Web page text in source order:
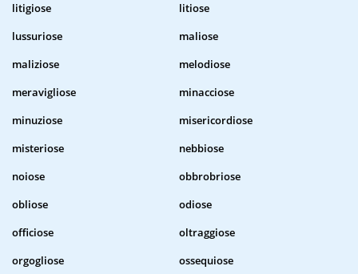
litigiose
litiose
lussuriose
maliose
maliziose
melodiose
meravigliose
minacciose
minuziose
misericordiose
misteriose
nebbiose
noiose
obbrobriose
obliose
odiose
officiose
oltraggiose
orgogliose
ossequiose